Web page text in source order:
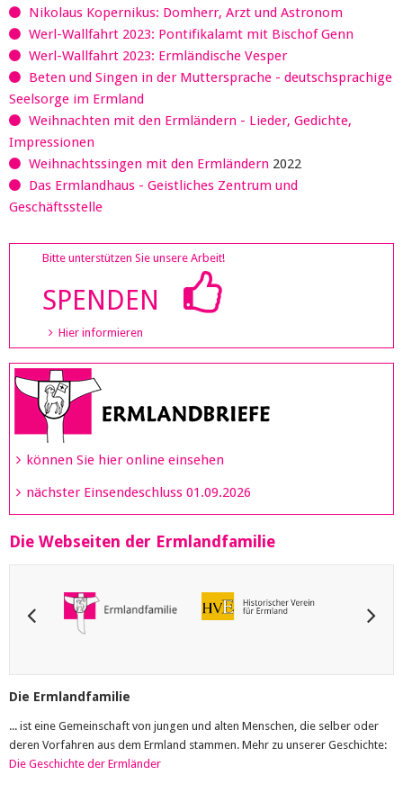
Nikolaus Kopernikus: Domherr, Arzt und Astronom
Werl-Wallfahrt 2023: Pontifikalamt mit Bischof Genn
Werl-Wallfahrt 2023: Ermländische Vesper
Beten und Singen in der Muttersprache - deutschsprachige
Seelsorge im Ermland
Weihnachten mit den Ermländern - Lieder, Gedichte,
Impressionen
Weihnachtssingen mit den Ermländern 2022
Das Ermlandhaus - Geistliches Zentrum und
Geschäftsstelle
Bitte unterstützen Sie unsere Arbeit!
SPENDEN
Hier informieren
können Sie hier online einsehen
nächster Einsendeschluss 01.09.2026
Die Webseiten der Ermlandfamilie
Die Ermlandfamilie
... ist eine Gemeinschaft von jungen und alten Menschen, die selber oder
deren Vorfahren aus dem Ermland stammen. Mehr zu unserer Geschichte:
Die Geschichte der Ermländer